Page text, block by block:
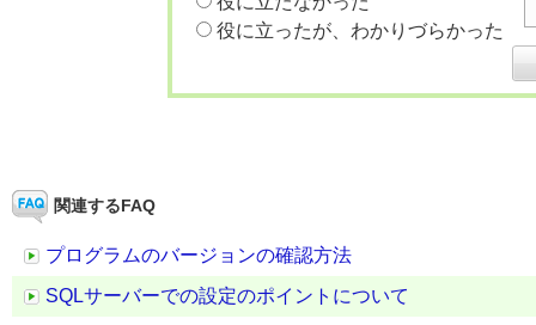
役に立ったが、わかりづらかった
関連するFAQ
プログラムのバージョンの確認方法
SQLサーバーでの設定のポイントについて